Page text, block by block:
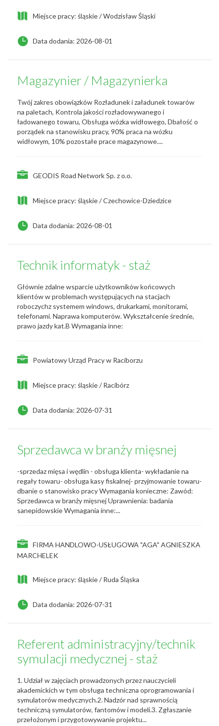
Miejsce pracy: śląskie / Wodzisław Śląski
Data dodania: 2026-08-01
Magazynier / Magazynierka
Twój zakres obowiązków Rozładunek i załadunek towarów
na paletach, Kontrola jakości rozładowywanego i
ładowanego towaru, Obsługa wózka widłowego, Dbałość o
porządek na stanowisku pracy, 90% praca na wózku
widłowym, 10% pozostałe prace magazynowe....
GEODIS Road Network Sp. z o.o.
Miejsce pracy: śląskie / Czechowice-Dziedzice
Data dodania: 2026-08-01
Technik informatyk - staż
Głównie zdalne wsparcie użytkowników końcowych
klientów w problemach występujących na stacjach
roboczychz systemem windows, drukarkami, monitorami,
telefonami. Naprawa komputerów. Wykształcenie średnie,
prawo jazdy kat.B Wymagania inne:
Powiatowy Urząd Pracy w Raciborzu
Miejsce pracy: śląskie / Racibórz
Data dodania: 2026-07-31
Sprzedawca w branży mięsnej
-sprzedaz mięsa i wędlin - obsługa klienta- wykładanie na
regały towaru- obsługa kasy fiskalnej- przyjmowanie towaru-
dbanie o stanowisko pracy Wymagania konieczne: Zawód:
Sprzedawca w branży mięsnej Uprawnienia: badania
sanepidowskie Wymagania inne:...
FIRMA HANDLOWO-USŁUGOWA "AGA" AGNIESZKA
MARCHELEK
Miejsce pracy: śląskie / Ruda Śląska
Data dodania: 2026-07-31
Referent administracyjny/technik
symulacji medycznej - staż
1. Udział w zajęciach prowadzonych przez nauczycieli
akademickich w tym obsługa techniczna oprogramowania i
symulatorów medycznych.2. Nadzór nad sprawnością
techniczną symulatorów, fantomów i modeli.3. Zgłaszanie
przełożonym i przygotowywanie projektu...